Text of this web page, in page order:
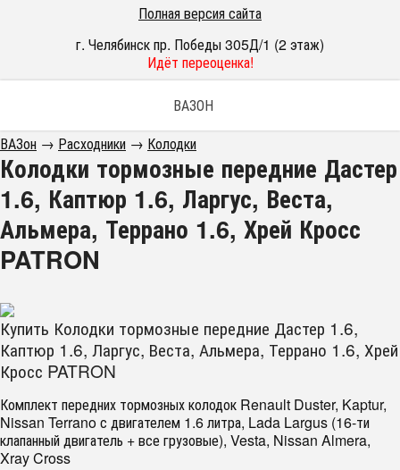
Полная версия сайта
г. Челябинск пр. Победы 305Д/1 (2 этаж)
Идёт переоценка!
ВАЗОН
ВАЗон → Расходники → Колодки
Колодки тормозные передние Дастер
1.6, Каптюр 1.6, Ларгус, Веста,
Альмера, Террано 1.6, Хрей Кросс
PATRON
Купить Колодки тормозные передние Дастер 1.6,
Каптюр 1.6, Ларгус, Веста, Альмера, Террано 1.6, Хрей
Кросс PATRON
Комплект передних тормозных колодок Renault Duster, Kaptur,
Nissan Terrano с двигателем 1.6 литра, Lada Largus (16-ти
клапанный двигатель + все грузовые), Vesta, Nissan Almera,
Xray Cross